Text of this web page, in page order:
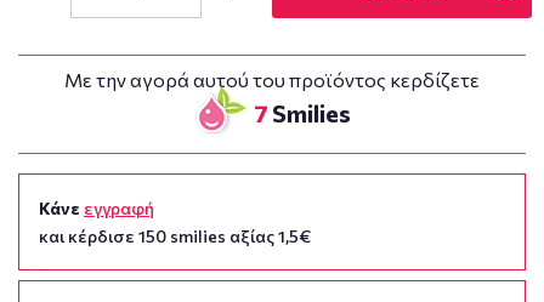
Με την αγορά αυτού του προϊόντος κερδίζετε
7 Smilies
Κάνε εγγραφή
και κέρδισε 150 smilies αξίας 1,5€